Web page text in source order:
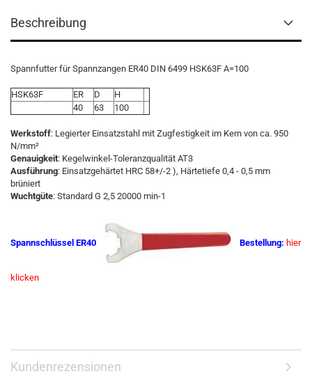
Beschreibung
Spannfutter für Spannzangen ER40 DIN 6499 HSK63F A=100
HSK63F ER D
H
40
63 100
Werkstoff: Legierter Einsatzstahl mit Zugfestigkeit im Kern von ca. 950
N/mm²
Genauigkeit: Kegelwinkel-Toleranzqualität AT3
Ausführung: Einsatzgehärtet HRC 58+/-2 ), Härtetiefe 0,4 - 0,5 mm
brüniert
Wuchtgüte: Standard G 2,5 20000 min-1
Spannschlüssel ER40 Bestellung: hier
klicken
Kundenrezensionen